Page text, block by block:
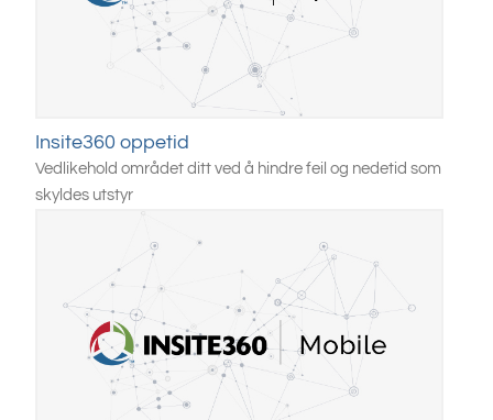
Insite360 oppetid
Vedlikehold området ditt ved å hindre feil og nedetid som
skyldes utstyr